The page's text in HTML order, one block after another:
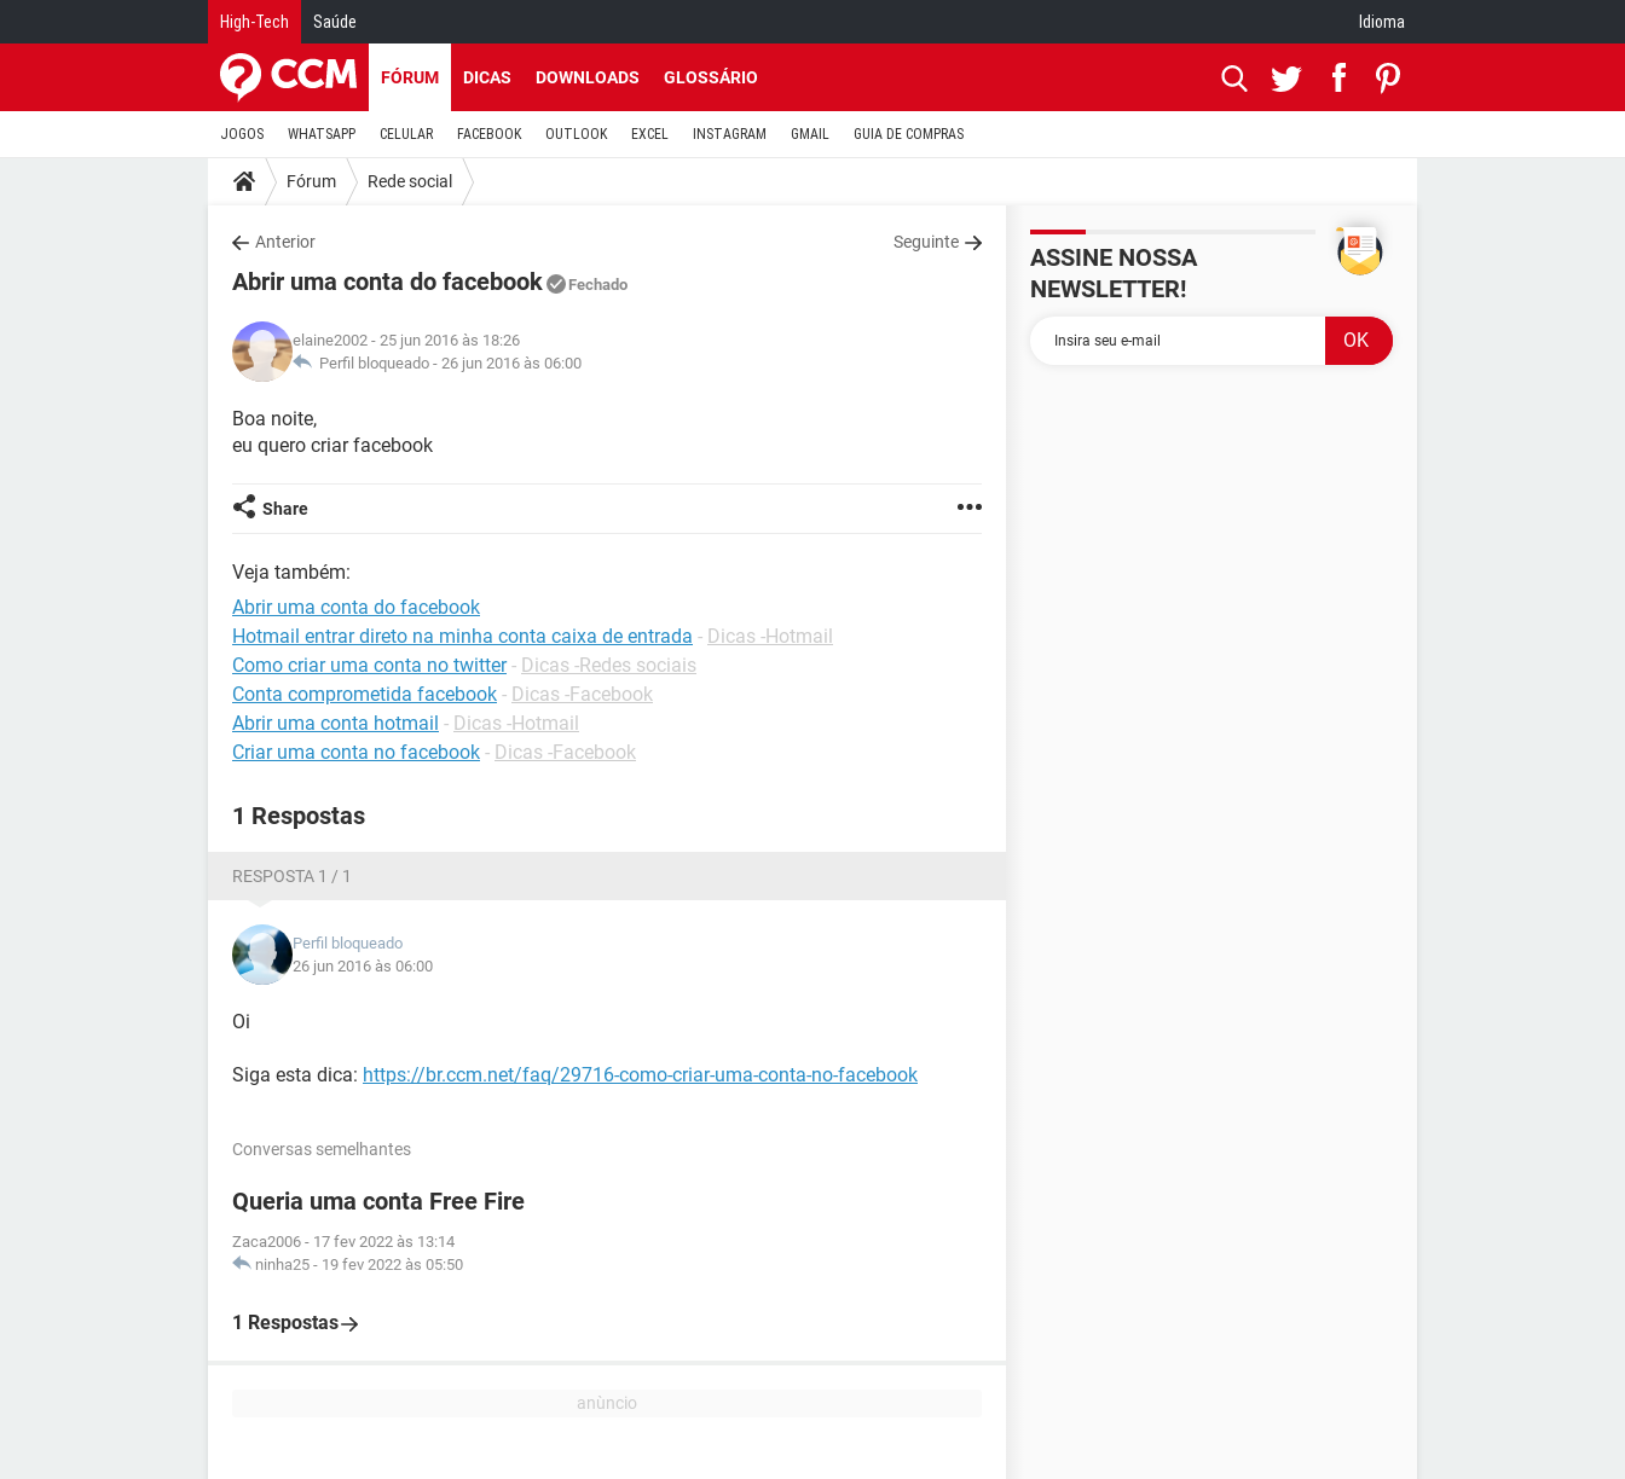
High-Tech Saúde Idioma
FÓRUM DICAS DOWNLOADS GLOSSÁRIO
JOGOS WHATSAPP CELULAR FACEBOOK OUTLOOK EXCEL INSTAGRAM GMAIL GUIA DE COMPRAS
Fórum Rede social
Anterior Seguinte
Abrir uma conta do facebook Fechado
elaine2002 - 25 jun 2016 às 18:26
Perfil bloqueado - 26 jun 2016 às 06:00
Boa noite,
eu quero criar facebook
Share
Veja também:
Abrir uma conta do facebook
Hotmail entrar direto na minha conta caixa de entrada - Dicas -Hotmail
Como criar uma conta no twitter - Dicas -Redes sociais
Conta comprometida facebook - Dicas -Facebook
Abrir uma conta hotmail - Dicas -Hotmail
Criar uma conta no facebook - Dicas -Facebook
1 Respostas
RESPOSTA 1 / 1
Perfil bloqueado
26 jun 2016 às 06:00
Oi
Siga esta dica: https://br.ccm.net/faq/29716-como-criar-uma-conta-no-facebook
Conversas semelhantes
Queria uma conta Free Fire
Zaca2006 - 17 fev 2022 às 13:14
ninha25 - 19 fev 2022 às 05:50
1 Respostas
ASSINE NOSSA
NEWSLETTER!